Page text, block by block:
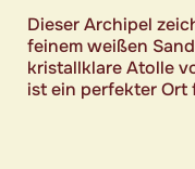
Dieser Archipel
feinem weißen
kristallklare Atolle
ist ein perfekter Ort